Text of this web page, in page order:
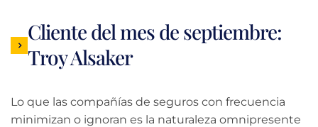
exhaustiva para garantizar que el acuerdo sea justo
y equitativo, y que abarque todas las bases sin que
se quede sin dinero en el futuro.
Cliente del mes de septiembre:
Troy Alsaker
Lo que las compañías de seguros con frecuencia
minimizan o ignoran es la naturaleza omnipresente